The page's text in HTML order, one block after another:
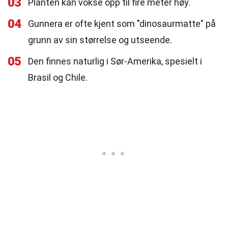
Planten kan vokse opp til fire meter høy.
04
Gunnera er ofte kjent som "dinosaurmatte" på
grunn av sin størrelse og utseende.
05
Den finnes naturlig i Sør-Amerika, spesielt i
Brasil og Chile.